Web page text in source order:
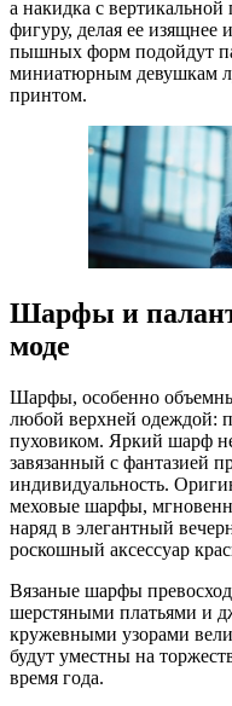
а накидка с вертикальной
фигуру, делая ее изящнее
пышных форм подойдут
миниатюрным девушкам
принтом.
Шарфы и
моде
Шарфы, особенно
любой верхней одеждой:
пуховиком. Яркий шарф
завязанный с фантазией
индивидуальность.
меховые шарфы,
наряд в элегантный
роскошный аксессуар
Вязаные шарфы
шерстяными платьями и
кружевными узорами
будут уместны на
время года.